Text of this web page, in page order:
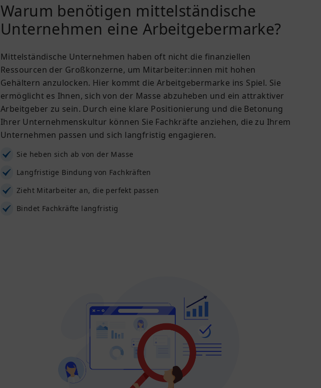
Warum benötigen mittelständische
Unternehmen eine Arbeitgebermarke?
Mittelständische Unternehmen haben oft nicht die finanziellen
Ressourcen der Großkonzerne, um Mitarbeiter:innen mit hohen
Gehältern anzulocken. Hier kommt die Arbeitgebermarke ins Spiel. Sie
ermöglicht es Ihnen, sich von der Masse abzuheben und ein attraktiver
Arbeitgeber zu sein. Durch eine klare Positionierung und die Betonung
Ihrer Unternehmenskultur können Sie Fachkräfte anziehen, die zu Ihrem
Unternehmen passen und sich langfristig engagieren.
Sie heben sich ab von der Masse
Langfristige Bindung von Fachkräften
Zieht Mitarbeiter an, die perfekt passen
Bindet Fachkräfte langfristig